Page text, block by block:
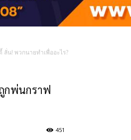
น! พวกนายทำเพื่ออะไร?
กพ่นกราฟ
451